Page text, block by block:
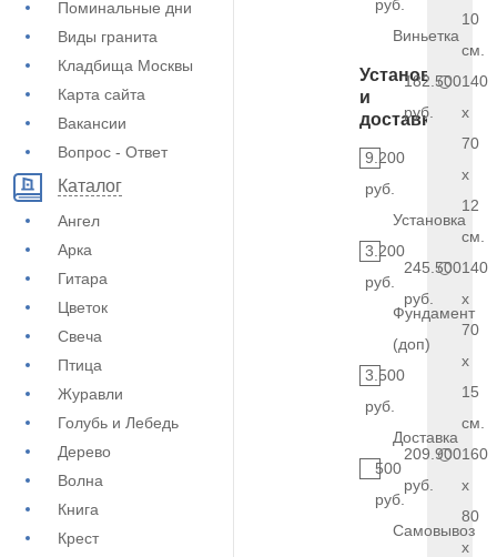
Поминальные дни
Виды гранита
Кладбища Москвы
Карта сайта
Вакансии
Вопрос - Ответ
Каталог
Ангел
Арка
Гитара
Цветок
Свеча
Птица
Журавли
Голубь и Лебедь
Дерево
Волна
Книга
Крест
руб.
Виньетка
Установка
и
доставка
9.200
руб.
Установка
3.200
руб.
Фундамент
(доп)
3.500
руб.
Доставка
500
руб.
Самовывоз
10
см.
182.500
руб.
140
x
70
x
12
см.
245.500
руб.
140
x
70
x
15
см.
209.900
руб.
160
x
80
x